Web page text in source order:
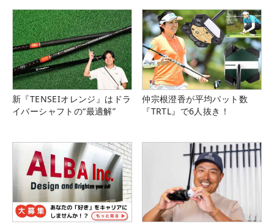
新『TENSEIオレンジ』はドラ
イバーシャフトの“最適解”
仲宗根澄香が平均パット数
『TRTL』で6人抜き！